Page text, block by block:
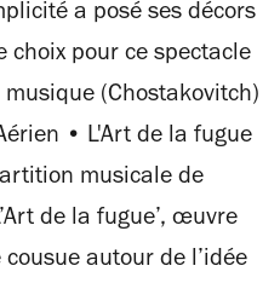
a posé ses décors
choix pour ce spectacle
(Chostakovitch)
• L'Art de la fugue
musicale de
de la fugue’, œuvre
autour de l’idée